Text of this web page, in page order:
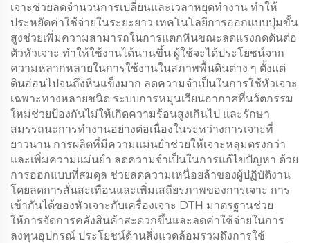
เจาะช่วยลดจำนวนการเปลี่ยนและเวลาหยุดทำงาน ทำให้
ประหยัดค่าใช้จ่ายในระยะยาว เทคโนโลยีการออกแบบปุ่มขั้น
สูงช่วยเพิ่มความสามารถในการแตกหินขณะลดแรงกดดันต่อ
ตัวหัวเจาะ ทำให้ใช้งานได้นานขึ้น ผู้ใช้จะได้ประโยชน์จาก
ความหลากหลายในการใช้งานในสภาพพื้นดินต่าง ๆ ตั้งแต่
ดินอ่อนไปจนถึงหินแข็งมาก ลดความจำเป็นในการใช้หัวเจาะ
เฉพาะทางหลายชนิด ระบบการหมุนเวียนอากาศที่นวัตกรรม
ใหม่ช่วยป้องกันไม่ให้เกิดความร้อนสูงเกินไป และรักษา
สมรรถนะการทำงานอย่างต่อเนื่องในระหว่างการเจาะที่
ยาวนาน การผลิตที่มีความแม่นยำช่วยให้เจาะหลุมตรงกว่า
และเพิ่มความแม่นยำ ลดความจำเป็นในการแก้ไขปัญหา ด้วย
การออกแบบที่สมดุล ช่วยลดความเหนื่อยล้าของผู้ปฏิบัติงาน
โดยลดการสั่นสะเทือนและเพิ่มเสถียรภาพของการเจาะ การ
เข้ากันได้ของหัวเจาะกับเครื่องเจาะ DTH มาตรฐานช่วย
ให้การจัดการคลังสินค้าสะดวกขึ้นและลดค่าใช้จ่ายในการ
ลงทุนอุปกรณ์ ประโยชน์ด้านสิ่งแวดล้อมรวมถึงการใช้